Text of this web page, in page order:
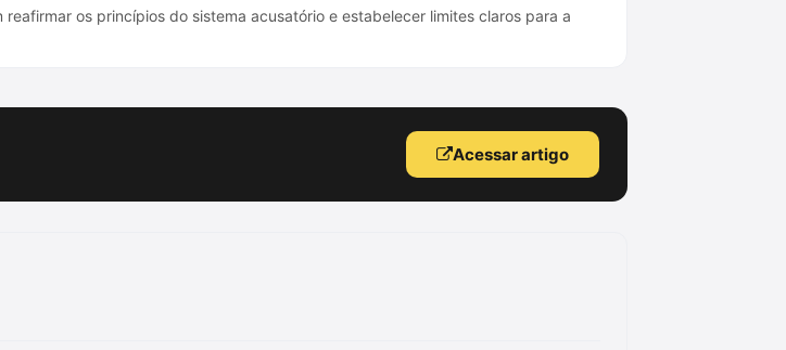
reafirmar os princípios do sistema acusatório e estabelecer limites claros para a
Acessar artigo